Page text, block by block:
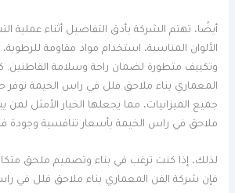
أيضًا، تهتم الشركة بأدق التفاصيل أثناء عملية
الألوان المناسبة، استخدام مواد مقاومة
وتكييف متطورة لضمان راحة وسلامة القاطنين.
المعماري بناء ملاحق فلل في راس الخيمة توفر
جميع الميزانيات، مما يجعلها الخيار الأمثل
ملاحق في راس الخيمة بأسعار تنافسية وجودة
لذلك، إذا كنت ترغب في بناء وتصميم ملحق
فإن شركة الفن المعماري بناء ملاحق فلل في